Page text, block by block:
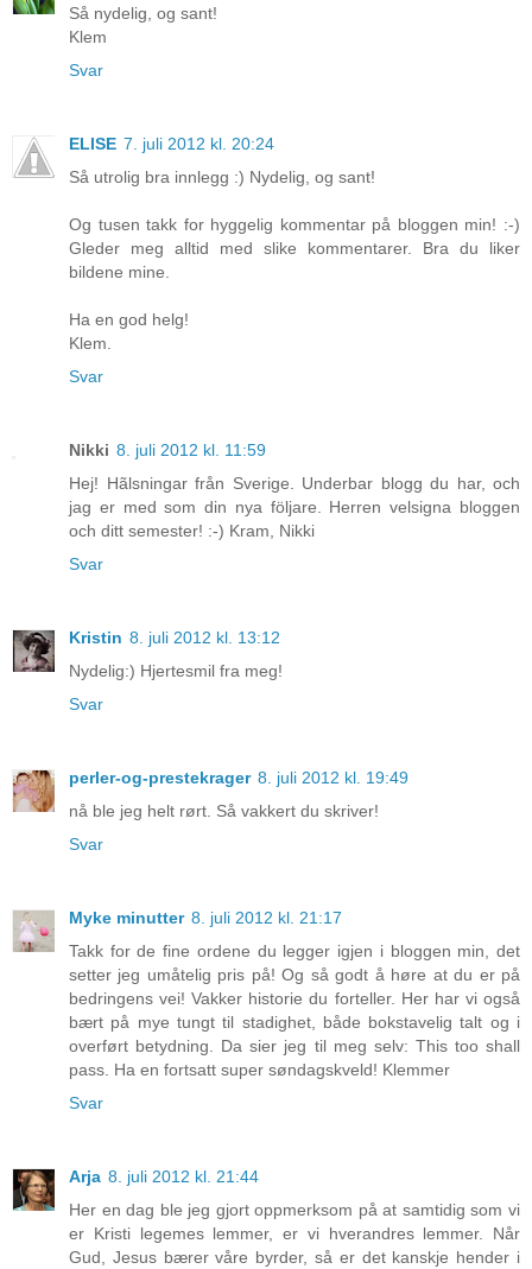
Så nydelig, og sant!
Klem
Svar
ELISE 7. juli 2012 kl. 20:24
Så utrolig bra innlegg :) Nydelig, og sant!
Og tusen takk for hyggelig kommentar på bloggen min! :-)
Gleder meg alltid med slike kommentarer. Bra du liker
bildene mine.
Ha en god helg!
Klem.
Svar
Nikki 8. juli 2012 kl. 11:59
Hej! Hãlsningar från Sverige. Underbar blogg du har, och
jag er med som din nya följare. Herren velsigna bloggen
och ditt semester! :-) Kram, Nikki
Svar
Kristin 8. juli 2012 kl. 13:12
Nydelig:) Hjertesmil fra meg!
Svar
perler-og-prestekrager 8. juli 2012 kl. 19:49
nå ble jeg helt rørt. Så vakkert du skriver!
Svar
Myke minutter 8. juli 2012 kl. 21:17
Takk for de fine ordene du legger igjen i bloggen min, det
setter jeg umåtelig pris på! Og så godt å høre at du er på
bedringens vei! Vakker historie du forteller. Her har vi også
bært på mye tungt til stadighet, både bokstavelig talt og i
overført betydning. Da sier jeg til meg selv: This too shall
pass. Ha en fortsatt super søndagskveld! Klemmer
Svar
Arja 8. juli 2012 kl. 21:44
Her en dag ble jeg gjort oppmerksom på at samtidig som vi
er Kristi legemes lemmer, er vi hverandres lemmer. Når
Gud, Jesus bærer våre byrder, så er det kanskje hender i